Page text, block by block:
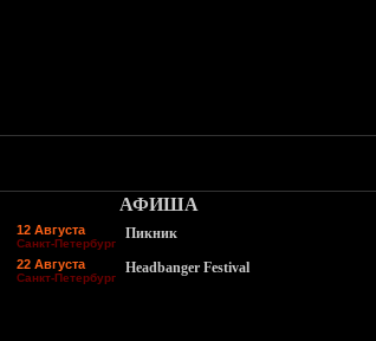
АФИША
12 Августа
Санкт-Петербург
Пикник
22 Августа
Санкт-Петербург
Headbanger Festival